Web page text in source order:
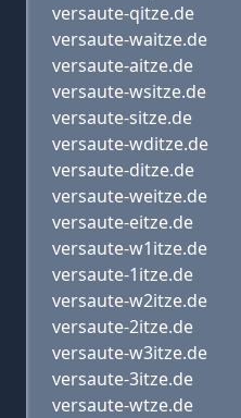
versaute-qitze.de
versaute-waitze.de
versaute-aitze.de
versaute-wsitze.de
versaute-sitze.de
versaute-wditze.de
versaute-ditze.de
versaute-weitze.de
versaute-eitze.de
versaute-w1itze.de
versaute-1itze.de
versaute-w2itze.de
versaute-2itze.de
versaute-w3itze.de
versaute-3itze.de
versaute-wtze.de